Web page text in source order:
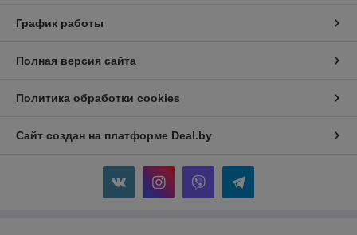
График работы
Полная версия сайта
Политика обработки cookies
Сайт создан на платформе Deal.by